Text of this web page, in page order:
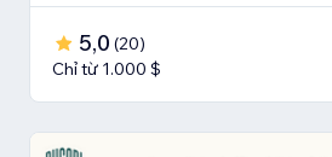
5,0 (20)
Chỉ từ 1.000 $